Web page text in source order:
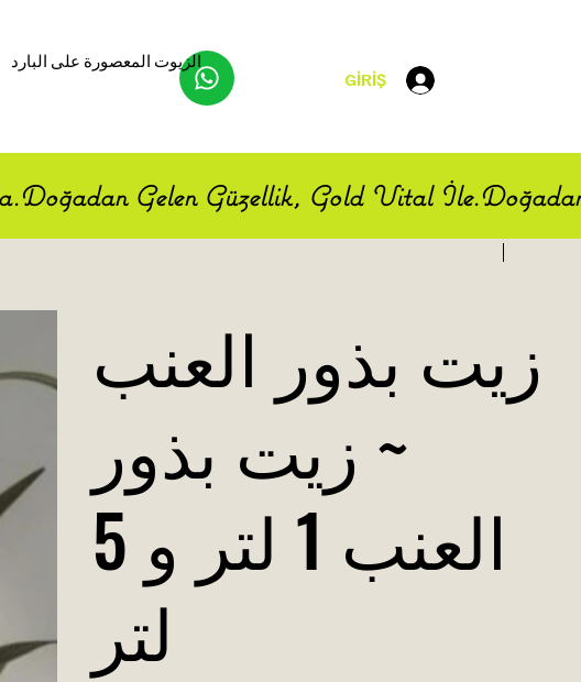
الزيوت المعصورة على البارد
GİRİŞ
Gelen Güzellik, Gold Vital İle.
زيت بذور العنب
~ زيت بذور
العنب 1 لتر و 5
لتر